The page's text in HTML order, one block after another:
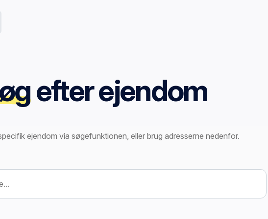
efter ejendom
ejendom via søgefunktionen, eller brug adresserne nedenfor.